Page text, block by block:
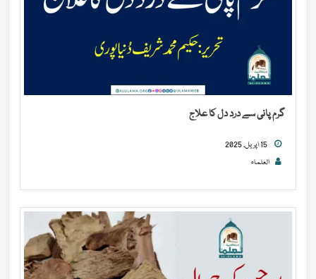
گرم پانی سے درد دل کا علاج
العلماء